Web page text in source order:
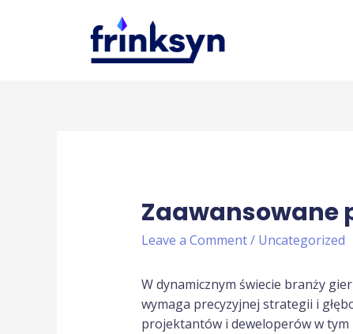
Zaawansowane
Leave a Comment/ Uncategorized
W dynamicznym świecie branży
wymaga precyzyjnej strategii i
projektantów i deweloperów w